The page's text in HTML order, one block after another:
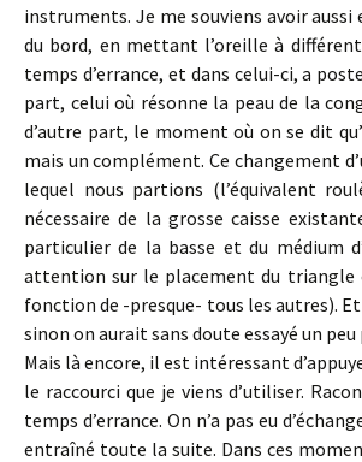
instruments. Je me souviens avoir
du bord, en mettant l’oreille à
temps d’errance, et dans celui-ci, a
part, celui où résonne la peau de la
d’autre part, le moment où on se dit
mais un complément. Ce changement
lequel nous partions (l’équivalent
nécessaire de la grosse caisse
particulier de la basse et du médium
attention sur le placement du triangle
fonction de -presque- tous les autres).
sinon on aurait sans doute essayé un
Mais là encore, il est intéressant
le raccourci que je viens d’utiliser.
temps d’errance. On n’a pas eu
entraîné toute la suite. Dans ces